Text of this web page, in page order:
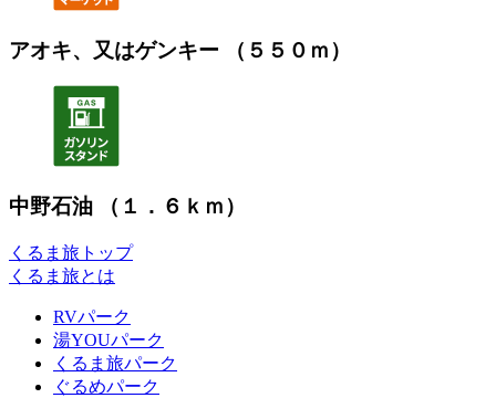
アオキ、又はゲンキー （５５０ｍ）
中野石油 （１．６ｋｍ）
くるま旅トップ
くるま旅とは
RVパーク
湯YOUパーク
くるま旅パーク
ぐるめパーク